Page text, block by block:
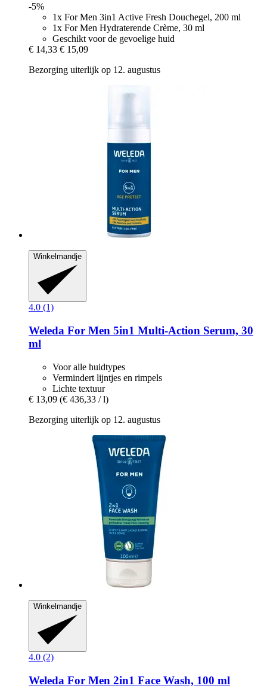
-5%
1x For Men 3in1 Active Fresh Douchegel, 200 ml
1x For Men Hydraterende Crème, 30 ml
Geschikt voor de gevoelige huid
€ 14,33 € 15,09
Bezorging uiterlijk op 12. augustus
Winkelmandje
4.0 (1)
Weleda For Men 5in1 Multi-​Action Serum, 30
ml
Voor alle huidtypes
Vermindert lijntjes en rimpels
Lichte textuur
€ 13,09 (€ 436,33 / l)
Bezorging uiterlijk op 12. augustus
Winkelmandje
4.0 (2)
Weleda For Men 2in1 Face Wash, 100 ml